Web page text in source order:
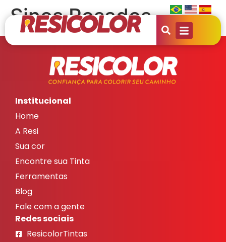
Sinos Rosados
Institucional
Home
A Resi
Sua cor
Encontre sua Tinta
Ferramentas
Blog
Fale com a gente
Redes sociais
ResicolorTintas